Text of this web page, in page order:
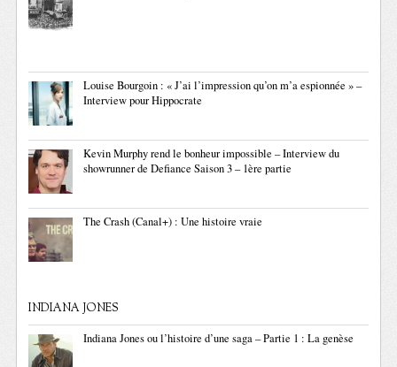
Louise Bourgoin : « J’ai l’impression qu’on m’a espionnée » –
Interview pour Hippocrate
Kevin Murphy rend le bonheur impossible – Interview du
showrunner de Defiance Saison 3 – 1ère partie
The Crash (Canal+) : Une histoire vraie
INDIANA JONES
Indiana Jones ou l’histoire d’une saga – Partie 1 : La genèse